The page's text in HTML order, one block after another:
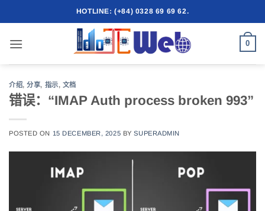
到
HOTLINE: (+84) 0328 69 69 62.
0
介绍,分享, 指示, 文档
错误：“IMAP Auth process broken 993”
POSTED ON 15 DECEMBER, 2025 BYSUPERADMIN